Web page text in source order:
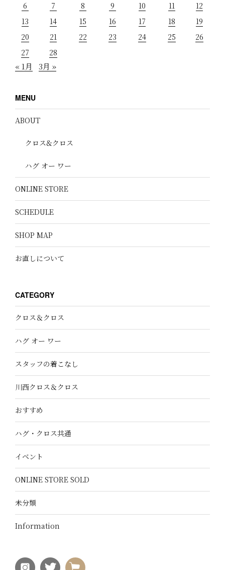
6
7 8 9 10 11
12
13
14 15 16 17 18
19
20
21 22 23 24 25
26
27
28
« 1月 3月 »
MENU
ABOUT
クロス&クロス
ハグ オー ワー
ONLINE STORE
SCHEDULE
SHOP MAP
お直しについて
CATEGORY
クロス＆クロス
ハグ オー ワー
スタッフの着こなし
川西クロス＆クロス
おすすめ
ハグ・クロス共通
イベント
ONLINE STORE SOLD
未分類
Information